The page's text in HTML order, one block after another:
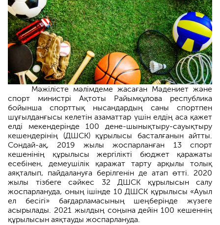
Мәжілісте мәлімдеме жасаған Мәдениет және
спорт министрі Ақтоты Райымқұлова республика
бойынша спорттық нысандардың саны спортпен
шұғылданғысы келетін азаматтар үшін елдің аса қажет
елді мекендерінде 100 дене-шынықтыру-сауықтыру
кешендерінің (ДШСК) құрылысы басталғанын айтты.
Сондай-ақ, 2019 жылы жоспарланған 13 спорт
кешенінің құрылысы жергілікті бюджет қаражаты
есебінен, демеушілік қаражат тарту арқылы толық
аяқталып, пайдалануға берілгенін де атап өтті. 2020
жылы тізбеге сәйкес 32 ДШСК құрылысын салу
жоспарлануда, оның ішінде 10 ДШСК құрылысы «Ауыл
ел бесігі» бағдарламасының шеңберінде жүзеге
асырылады. 2021 жылдың соңына дейін 100 кешеннің
құрылысын аяқтауды жоспарлануда.